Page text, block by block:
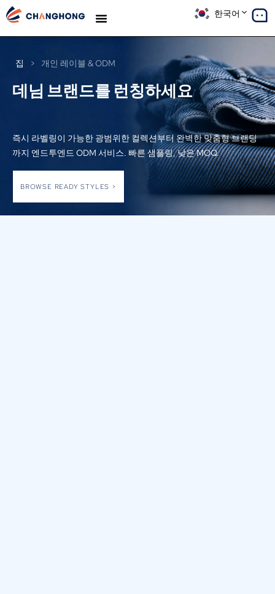
한국어
집 > 개인 레이블 & ODM
데님 브랜드를 런칭하세요
즉시 라벨링이 가능한 광범위한 컬렉션부터 완벽한 맞춤형 브랜딩
까지 엔드투엔드 ODM 서비스. 빠른 샘플링, 낮은 MOQ.
BROWSE READY STYLES >